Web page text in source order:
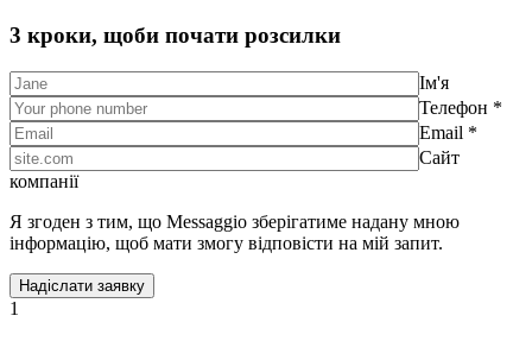
3 кроки, щоби почати розсилки
Ім'я
Телефон *
Email *
Сайт
компанії
Я згоден з тим, що Messaggio зберігатиме надану мною
інформацію, щоб мати змогу відповісти на мій запит.
1